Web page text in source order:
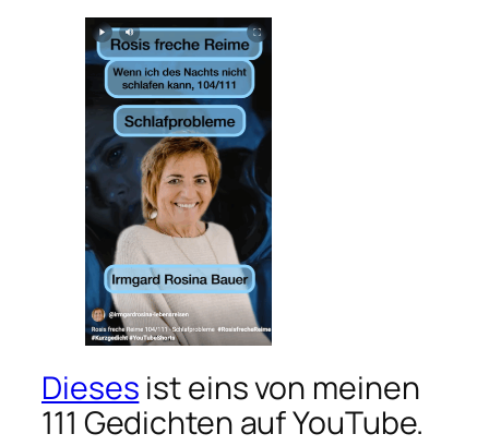
Dieses ist eins von meinen
111 Gedichten auf YouTube.